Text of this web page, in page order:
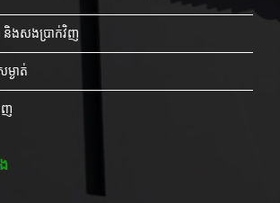
និងសងប្រាក់វិញ
ងាត់
ញ